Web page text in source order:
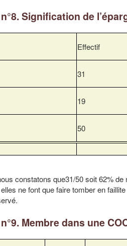
Signification de
Effectif
31
19
50
constatons que31/50 soit 62%
ne font que faire tomber en
Membre dans une